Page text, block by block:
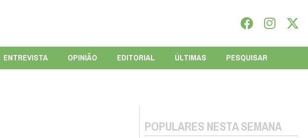
ENTREVISTA OPINIÃO EDITORIAL ÚLTIMAS PESQUISAR
POPULARES NESTA SEMANA